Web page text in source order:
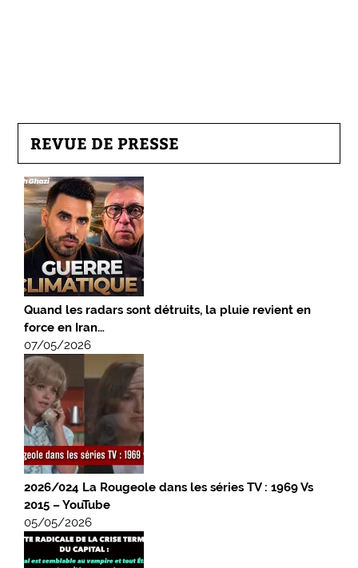
REVUE DE PRESSE
Quand les radars sont détruits, la pluie revient en
force en Iran…
07/05/2026
2026/024 La Rougeole dans les séries TV : 1969 Vs
2015 – YouTube
05/05/2026